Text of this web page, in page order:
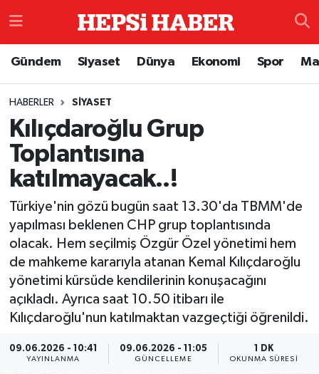
Gündem Siyaset Dünya Ekonomi Spor
HABERLER SIYASET
Kılıçdaroğlu Grup
Toplantısına
katılmayacak..!
Türkiye'nin gözü bugün saat 13.30'da TBMM'de
yapılması beklenen CHP grup toplantısında
olacak. Hem seçilmiş Özgür Özel yönetimi hem
de mahkeme kararıyla atanan Kemal Kılıçdaroğlu
yönetimi kürsüde kendilerinin konuşacağını
açıkladı. Ayrıca saat 10.50 itibarı ile
Kılıçdaroğlu'nun katılmaktan vazgeçtiği öğrenildi.
09.06.2026 - 10:41
YAYINLANMA
09.06.2026 - 11:05
GÜNCELLEME
1 DK
OKUNMA SÜRESI
Çevre
Dünya
Eğitim
Ekonomi
Gündem
Magazin
İzmir Namaz Vakitleri
İstanbul Trafik Yoğunluk Haritası
Süper Lig Puan Durumu ve Fikstür
Tüm Manşetler
Son Dakika Haberleri
Haber Arşivi